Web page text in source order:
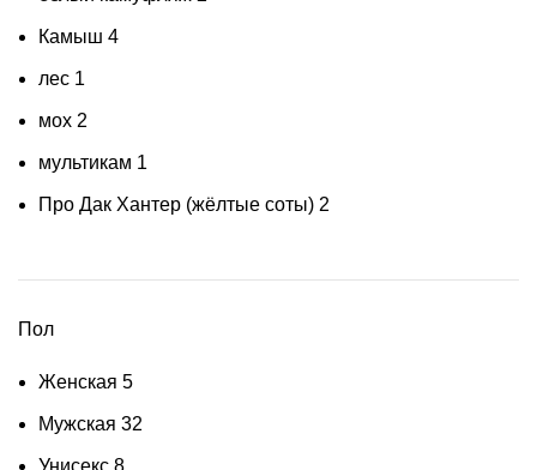
Камыш 4
лес 1
мох 2
мультикам 1
Про Дак Хантер (жёлтые соты) 2
Пол
Женская 5
Мужская 32
Унисекс 8